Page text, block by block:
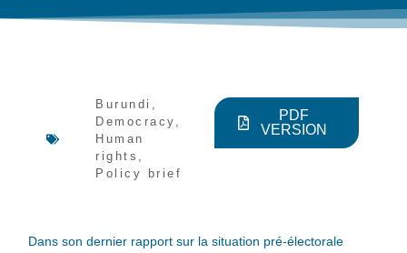
Burundi ,
Democracy ,
Human
rights ,
Policy brief
PDF
VERSION
Dans son dernier rapport sur la situation pré-électorale